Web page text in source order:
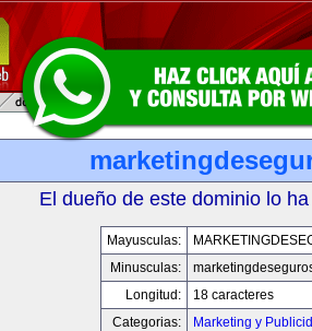
El dueño de este dominio lo
Mayusculas:
Minusculas:
Longitud:
18 caracteres
Categorias:
Marketing y